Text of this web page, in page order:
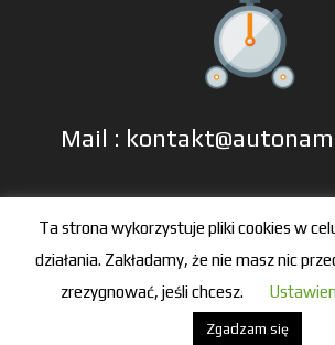
Mail :
tel: +48 606 666
© 2016-2021 by
Ta strona wykorzystuje pliki cookies w
działania. Zakładamy, że nie masz nic
zrezygnować, jeśli chcesz.
Zgadzam się